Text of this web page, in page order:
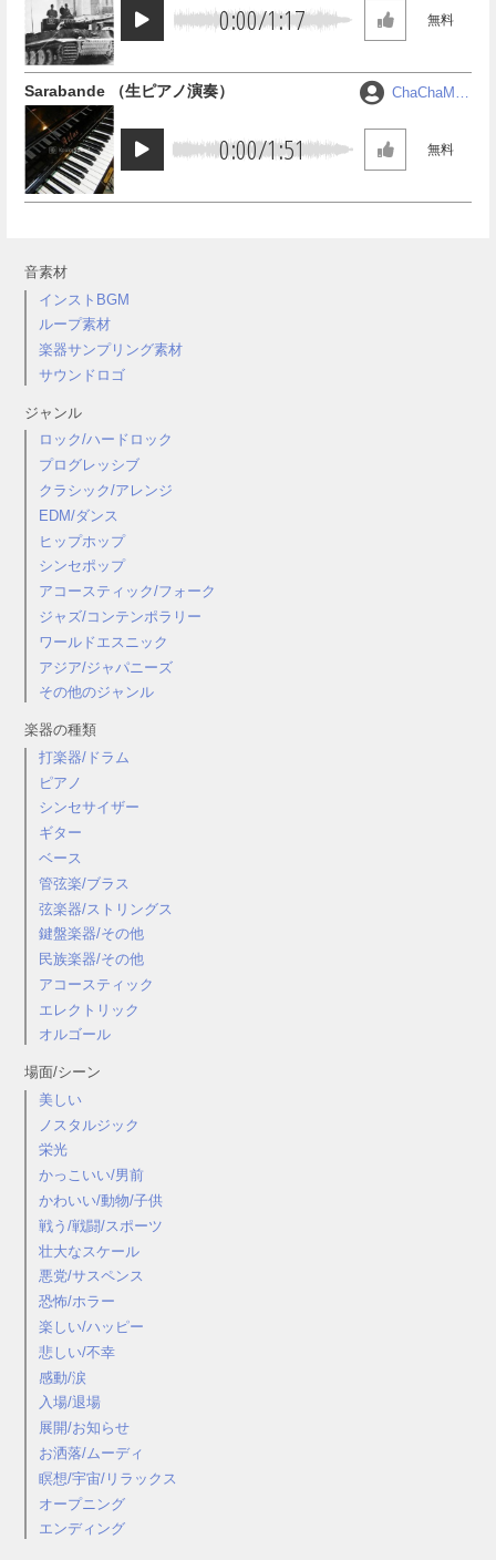
音素材
インストBGM
ループ素材
楽器サンプリング素材
サウンドロゴ
ジャンル
ロック/ハードロック
プログレッシブ
クラシック/アレンジ
EDM/ダンス
ヒップホップ
シンセポップ
アコースティック/フォーク
ジャズ/コンテンポラリー
ワールドエスニック
アジア/ジャパニーズ
その他のジャンル
楽器の種類
打楽器/ドラム
ピアノ
シンセサイザー
ギター
ベース
管弦楽/ブラス
弦楽器/ストリングス
鍵盤楽器/その他
民族楽器/その他
アコースティック
エレクトリック
オルゴール
場面/シーン
美しい
ノスタルジック
栄光
かっこいい/男前
かわいい/動物/子供
戦う/戦闘/スポーツ
壮大なスケール
悪党/サスペンス
恐怖/ホラー
楽しい/ハッピー
悲しい/不幸
感動/涙
入場/退場
展開/お知らせ
お洒落/ムーディ
瞑想/宇宙/リラックス
オープニング
エンディング
0:00/1:17 無料
0:00/1:51
Sarabande （生ピアノ演奏）
ChaChaMA
無料